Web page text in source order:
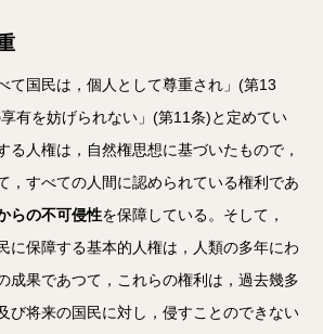
て国民は，個人として尊重され」(第13
有を妨げられない」(第11条)と定めてい
る人権は，自然権思想に基づいたもので，
，すべての人間に認められている権利であ
らの不可侵性を保障している。そして，
に保障する基本的人権は，人類の多年にわ
成果であつて，これらの権利は，過去幾多
び将来の国民に対し，侵すことのできない